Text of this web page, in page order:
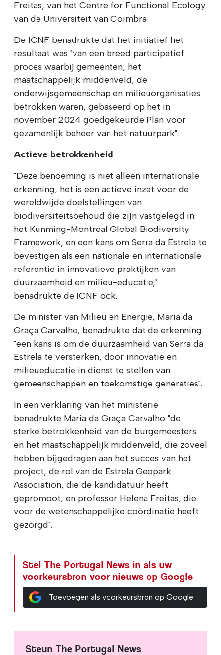
Freitas, van het Centre for Functional Ecology
van de Universiteit van Coimbra.
De ICNF benadrukte dat het initiatief het
resultaat was "van een breed participatief
proces waarbij gemeenten, het
maatschappelijk middenveld, de
onderwijsgemeenschap en milieuorganisaties
betrokken waren, gebaseerd op het in
november 2024 goedgekeurde Plan voor
gezamenlijk beheer van het natuurpark".
Actieve betrokkenheid
"Deze benoeming is niet alleen internationale
erkenning, het is een actieve inzet voor de
wereldwijde doelstellingen van
biodiversiteitsbehoud die zijn vastgelegd in
het Kunming-Montreal Global Biodiversity
Framework, en een kans om Serra da Estrela te
bevestigen als een nationale en internationale
referentie in innovatieve praktijken van
duurzaamheid en milieu-educatie,"
benadrukte de ICNF ook.
De minister van Milieu en Energie, Maria da
Graça Carvalho, benadrukte dat de erkenning
"een kans is om de duurzaamheid van Serra da
Estrela te versterken, door innovatie en
milieueducatie in dienst te stellen van
gemeenschappen en toekomstige generaties".
In een verklaring van het ministerie
benadrukte Maria da Graça Carvalho "de
sterke betrokkenheid van de burgemeesters
en het maatschappelijk middenveld, die zoveel
hebben bijgedragen aan het succes van het
project, de rol van de Estrela Geopark
Association, die de kandidatuur heeft
gepromoot, en professor Helena Freitas, die
voor de wetenschappelijke coördinatie heeft
gezorgd".
Stel The Portugal News in als uw
voorkeursbron voor nieuws op Google
Toevoegen als voorkeursbron op Google
Steun The Portugal News